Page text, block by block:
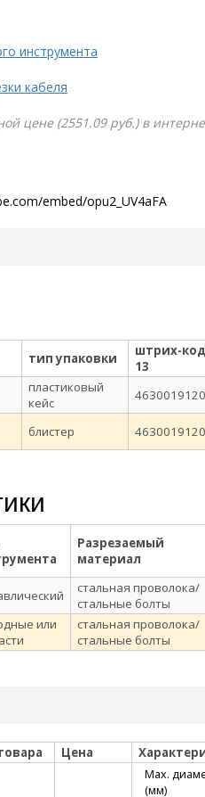
инструмента
кабеля
цене (2551.09 руб.) в
embed/opu2_UV4aFA
тип упаковки
штрих-код
13
пластиковый
кейс
блистер
Разрезаемый
материал
стальная проволока/
стальные болты
или
стальная проволока/
стальные болты
Цена
Max.
(мм)